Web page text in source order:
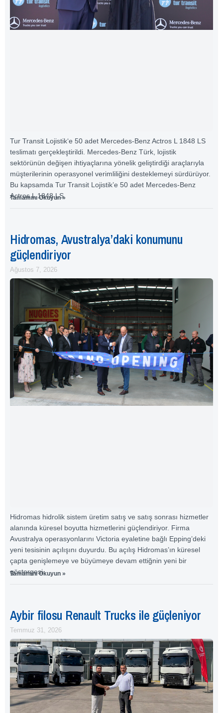
Tur Transit Lojistik‘e 50 adet Mercedes-Benz Actros L 1848 LS
teslimatı gerçekleştirildi. Mercedes-Benz Türk, lojistik
sektörünün değişen ihtiyaçlarına yönelik geliştirdiği araçlarıyla
müşterilerinin operasyonel verimliliğini desteklemeyi sürdürüyor.
Bu kapsamda Tur Transit Lojistik’e 50 adet Mercedes-Benz
Actros L 1848 LS
Tamamını Okuyun »
Hidromas, Avustralya’daki konumunu
güçlendiriyor
Ağustos 7, 2026
Hidromas hidrolik sistem üretim satış ve satış sonrası hizmetler
alanında küresel boyutta hizmetlerini güçlendiriyor. Firma
Avustralya operasyonlarını Victoria eyaletine bağlı Epping’deki
yeni tesisinin açılışını duyurdu. Bu açılış Hidromas’ın küresel
çapta genişlemeye ve büyümeye devam ettiğnin yeni bir
göstergesi
Tamamını Okuyun »
Aybir filosu Renault Trucks ile güçleniyor
Temmuz 31, 2026